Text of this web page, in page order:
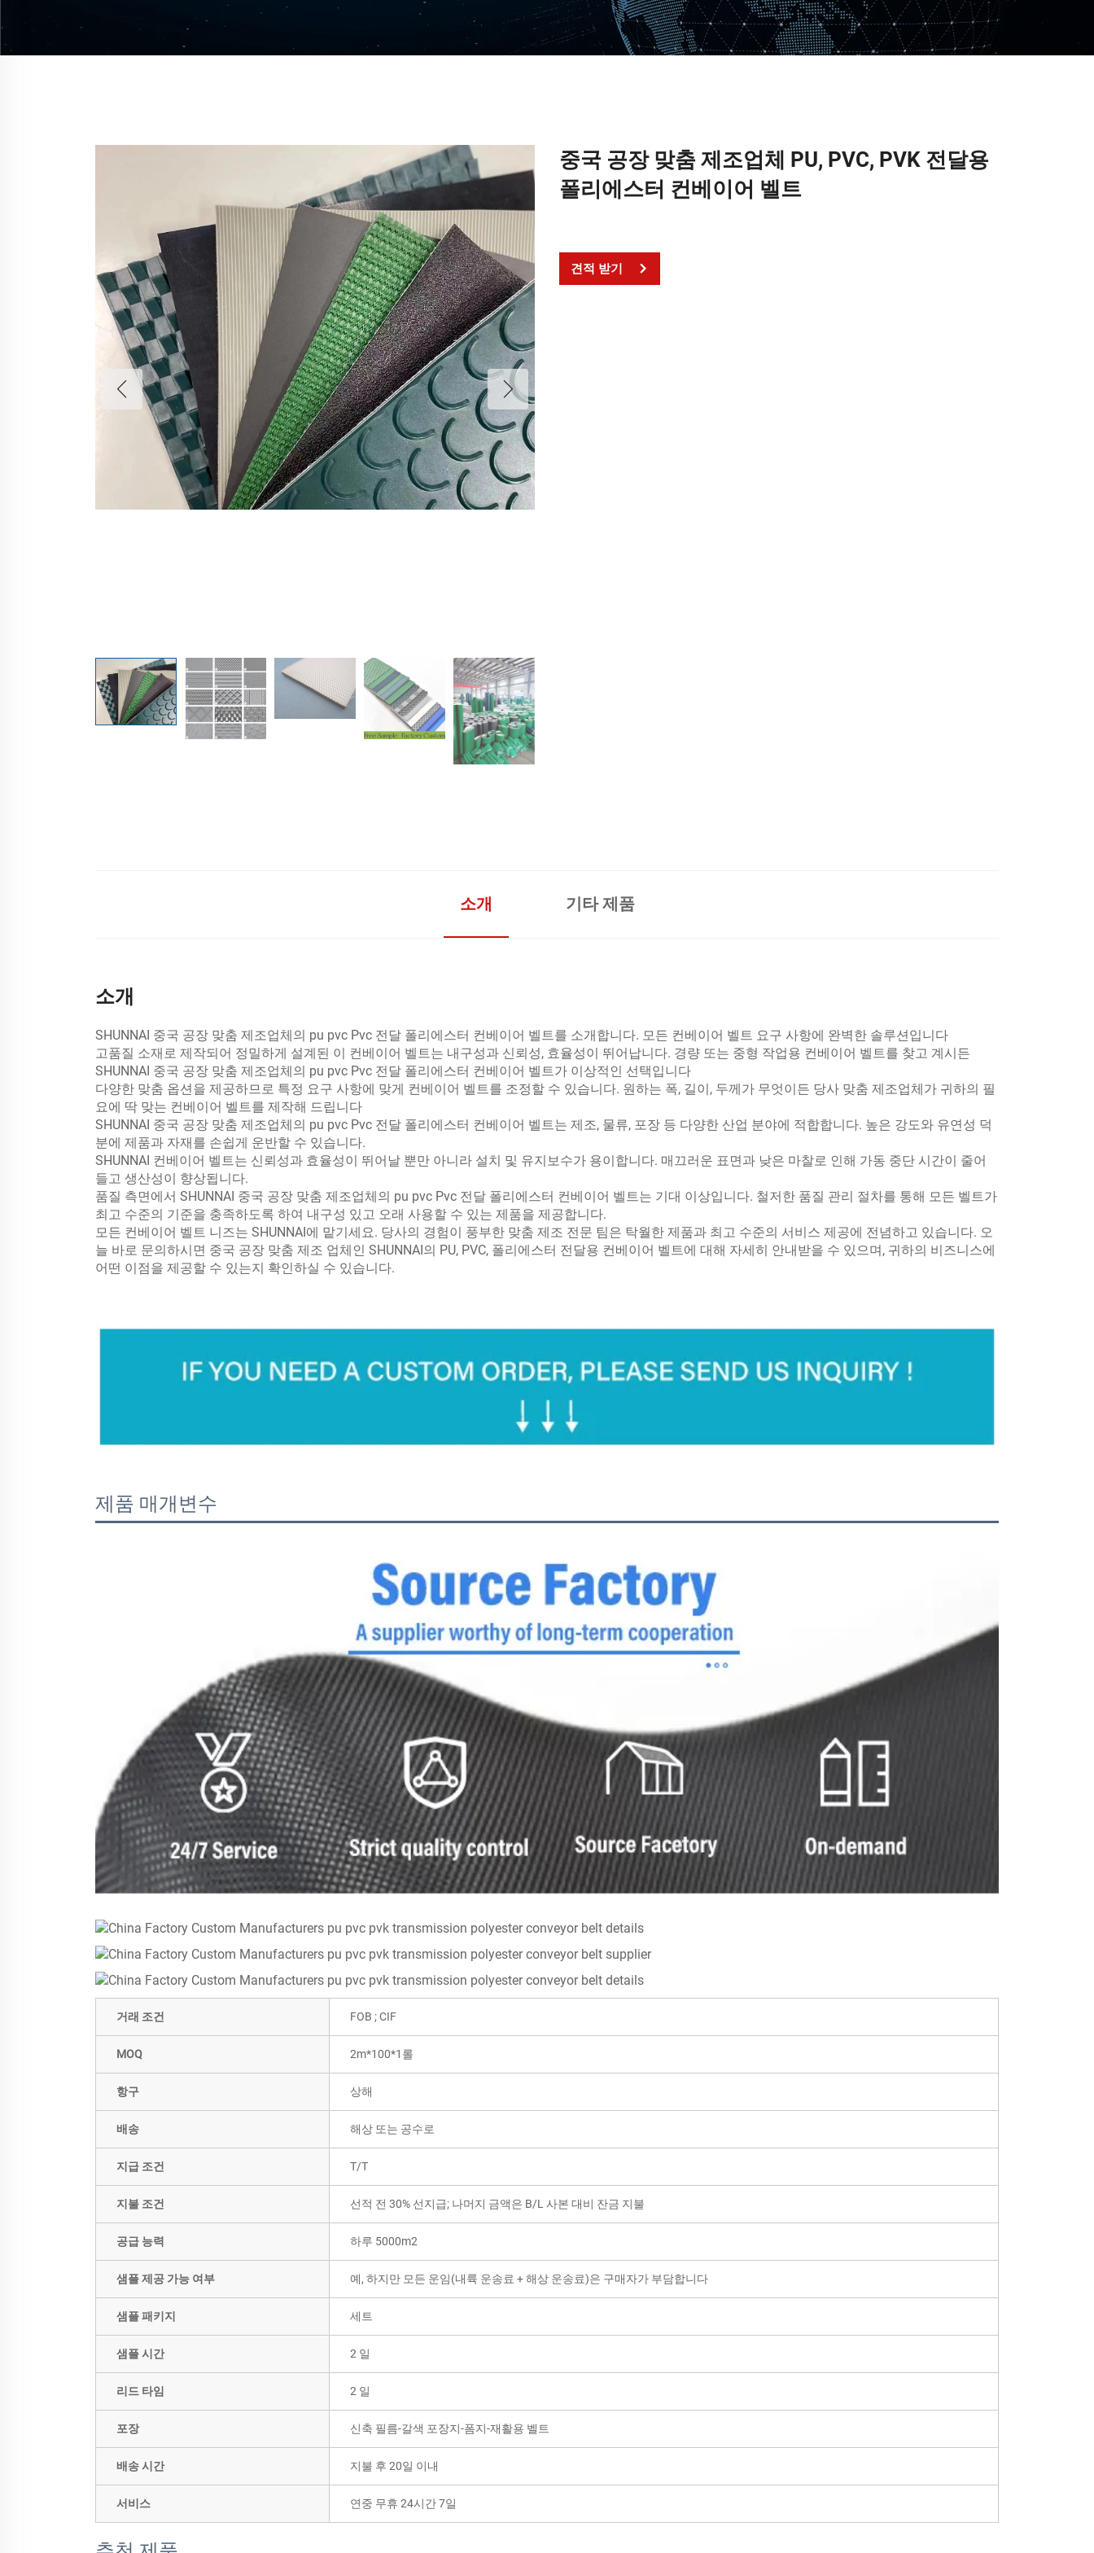
중국 공장 맞춤 제조업체 PU, PVC, PVK 전달용
폴리에스터 컨베이어 벨트
견적 받기
소개 기타 제품
소개
SHUNNAI 중국 공장 맞춤 제조업체의 pu pvc Pvc 전달 폴리에스터 컨베이어 벨트를 소개합니다. 모든 컨베이어 벨트 요구 사항에 완벽한 솔루션입니다
고품질 소재로 제작되어 정밀하게 설계된 이 컨베이어 벨트는 내구성과 신뢰성, 효율성이 뛰어납니다. 경량 또는 중형 작업용 컨베이어 벨트를 찾고 계시든
SHUNNAI 중국 공장 맞춤 제조업체의 pu pvc Pvc 전달 폴리에스터 컨베이어 벨트가 이상적인 선택입니다
다양한 맞춤 옵션을 제공하므로 특정 요구 사항에 맞게 컨베이어 벨트를 조정할 수 있습니다. 원하는 폭, 길이, 두께가 무엇이든 당사 맞춤 제조업체가 귀하의 필
요에 딱 맞는 컨베이어 벨트를 제작해 드립니다
SHUNNAI 중국 공장 맞춤 제조업체의 pu pvc Pvc 전달 폴리에스터 컨베이어 벨트는 제조, 물류, 포장 등 다양한 산업 분야에 적합합니다. 높은 강도와 유연성 덕
분에 제품과 자재를 손쉽게 운반할 수 있습니다.
SHUNNAI 컨베이어 벨트는 신뢰성과 효율성이 뛰어날 뿐만 아니라 설치 및 유지보수가 용이합니다. 매끄러운 표면과 낮은 마찰로 인해 가동 중단 시간이 줄어
들고 생산성이 향상됩니다.
품질 측면에서 SHUNNAI 중국 공장 맞춤 제조업체의 pu pvc Pvc 전달 폴리에스터 컨베이어 벨트는 기대 이상입니다. 철저한 품질 관리 절차를 통해 모든 벨트가
최고 수준의 기준을 충족하도록 하여 내구성 있고 오래 사용할 수 있는 제품을 제공합니다.
모든 컨베이어 벨트 니즈는 SHUNNAI에 맡기세요. 당사의 경험이 풍부한 맞춤 제조 전문 팀은 탁월한 제품과 최고 수준의 서비스 제공에 전념하고 있습니다. 오
늘 바로 문의하시면 중국 공장 맞춤 제조 업체인 SHUNNAI의 PU, PVC, 폴리에스터 전달용 컨베이어 벨트에 대해 자세히 안내받을 수 있으며, 귀하의 비즈니스에
어떤 이점을 제공할 수 있는지 확인하실 수 있습니다.
제품 매개변수
거래 조건 FOB ; CIF
MOQ 2m*100*1롤
항구 상해
배송 해상 또는 공수로
지급 조건 T/T
지불 조건 선적 전 30% 선지급; 나머지 금액은 B/L 사본 대비 잔금 지불
공급 능력 하루 5000m2
샘플 제공 가능 여부 예, 하지만 모든 운임(내륙 운송료 + 해상 운송료)은 구매자가 부담합니다
샘플 패키지 세트
샘플 시간 2 일
리드 타임 2 일
포장 신축 필름-갈색 포장지-폼지-재활용 벨트
배송 시간 지불 후 20일 이내
서비스 연중 무휴 24시간 7일